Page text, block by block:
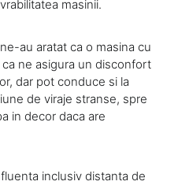
masinii.
au aratat ca o masina cu
ne asigura un disconfort
dar pot conduce si la
de viraje stranse, spre
in decor daca are
inclusiv distanta de